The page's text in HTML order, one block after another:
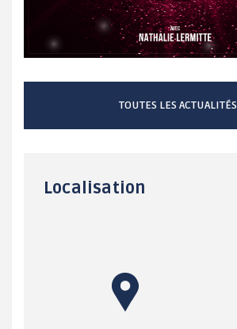
TOUTES LES ACTUALITÉS
Localisation